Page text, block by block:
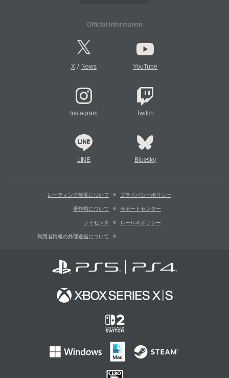
Official Information
X/ News YouTube
Instagram Twitch
LINE Bluesky
レーティング制度について プライバシーポリシー
著作権について サポートセンター
ライセンス ルール＆ポリシー
利用者情報の外部送信について